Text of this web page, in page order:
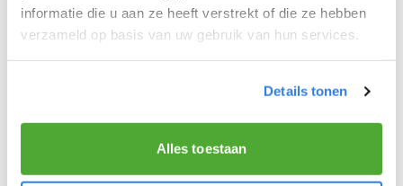
informatie die u aan ze heeft verstrekt of die ze hebben
verzameld op basis van uw gebruik van hun services.
Details tonen
Alles toestaan
Sign up as a newspaper deliverer!